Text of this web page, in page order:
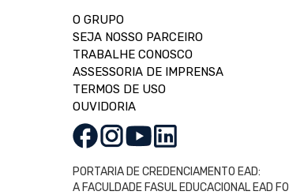
O GRUPO
SEJA NOSSO PARCEIRO
TRABALHE CONOSCO
ASSESSORIA DE IMPRENSA
TERMOS DE USO
OUVIDORIA
PORTARIA DE CREDENCIAMENTO EAD:
A FACULDADE FASUL EDUCACIONAL EAD FOI